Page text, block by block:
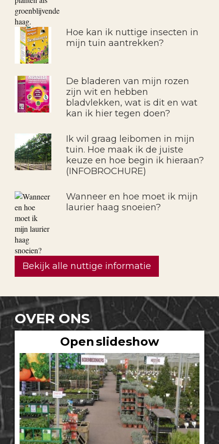
Hoe kan ik nuttige insecten in
mijn tuin aantrekken?
De bladeren van mijn rozen
zijn wit en hebben
bladvlekken, wat is dit en wat
kan ik hier tegen doen?
Ik wil graag leibomen in mijn
tuin. Hoe maak ik de juiste
keuze en hoe begin ik hieraan?
(INFOBROCHURE)
Wanneer en hoe moet ik mijn
laurier haag snoeien?
Bekijk alle nuttige informatie
OVER ONS
Open slideshow